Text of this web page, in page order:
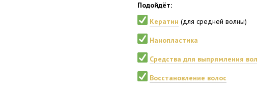
Подойдёт:
Кератин (для средней волны)
Нанопластика
Средства для выпрямления
Восстановление волос